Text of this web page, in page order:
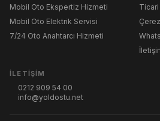
Mobil Oto Ekspertiz Hizmeti
Mobil Oto Elektrik Servisi
7/24 Oto Anahtarcı Hizmeti
Ticari
İLETIŞIM
0212 909 54 00
info@yoldostu.net